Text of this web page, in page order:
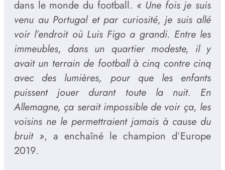
dans le monde du football. « Une fois je suis
venu au Portugal et par curiosité, je suis allé
voir l’endroit où Luis Figo a grandi. Entre les
immeubles, dans un quartier modeste, il y
avait un terrain de football à cinq contre cinq
avec des lumières, pour que les enfants
puissent jouer durant toute la nuit. En
Allemagne, ça serait impossible de voir ça, les
voisins ne le permettraient jamais à cause du
bruit », a enchaîné le champion d’Europe
2019.